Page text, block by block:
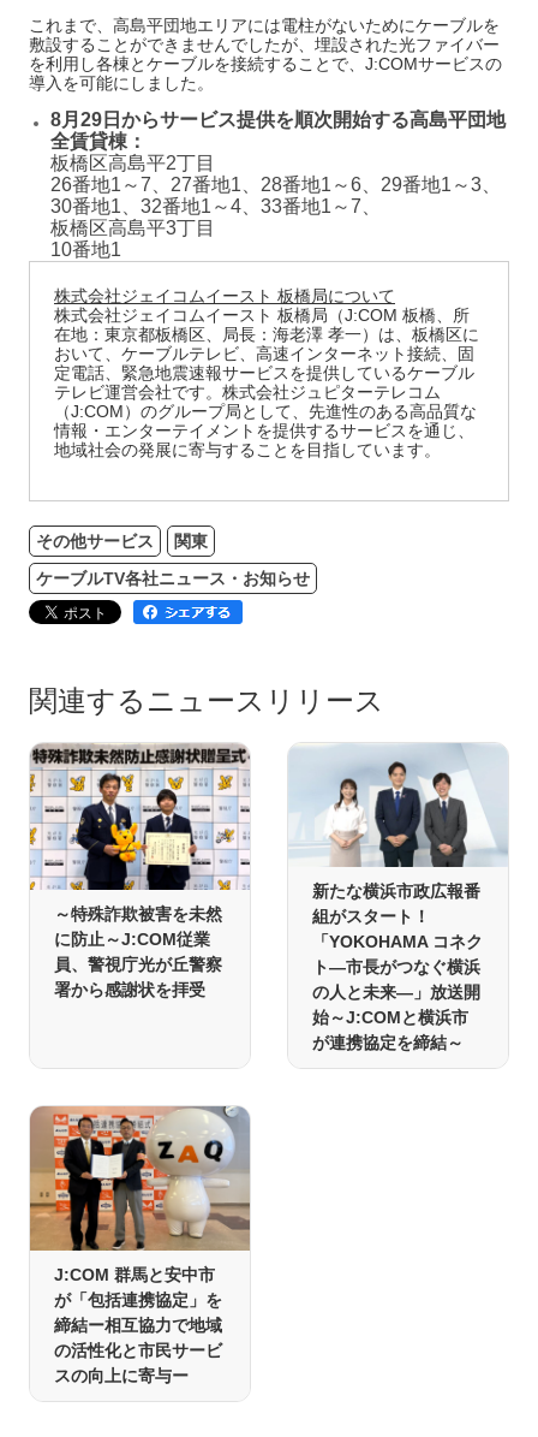
これまで、高島平団地エリアには電柱がないためにケーブルを
敷設することができませんでしたが、埋設された光ファイバー
を利用し各棟とケーブルを接続することで、J:COMサービスの
導入を可能にしました。
8月29日からサービス提供を順次開始する高島平団地
全賃貸棟：
板橋区高島平2丁目
26番地1～7、27番地1、28番地1～6、29番地1～3、
30番地1、32番地1～4、33番地1～7、
板橋区高島平3丁目
10番地1
株式会社ジェイコムイースト 板橋局について
株式会社ジェイコムイースト 板橋局（J:COM 板橋、所
在地：東京都板橋区、局長：海老澤 孝一）は、板橋区に
おいて、ケーブルテレビ、高速インターネット接続、固
定電話、緊急地震速報サービスを提供しているケーブル
テレビ運営会社です。株式会社ジュピターテレコム
（J:COM）のグループ局として、先進性のある高品質な
情報・エンターテイメントを提供するサービスを通じ、
地域社会の発展に寄与することを目指しています。
その他サービス
関東
ケーブルTV各社ニュース・お知らせ
関連するニュースリリース
～特殊詐欺被害を未然
に防止～J:COM従業
員、警視庁光が丘警察
署から感謝状を拝受
新たな横浜市政広報番
組がスタート！
「YOKOHAMA コネク
ト―市長がつなぐ横浜
の人と未来―」放送開
始～J:COMと横浜市
が連携協定を締結～
J:COM 群馬と安中市
が「包括連携協定」を
締結ー相互協力で地域
の活性化と市民サービ
スの向上に寄与ー